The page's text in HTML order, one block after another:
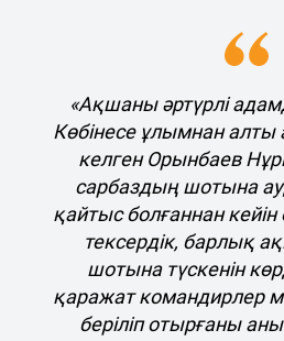
«Ақшаны әртүрлі
Көбінесе ұлымнан алты
келген Орынбаев
сарбаздың шотына
қайтыс болғаннан
тексердік, барлық
шотына түскенін
қаражат командирлер
беріліп отырғаны